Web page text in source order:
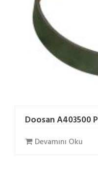
Doosan A403500
Devamını Oku